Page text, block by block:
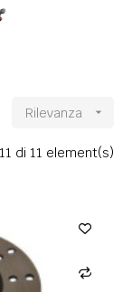
Rilevanza 
di 11 element(s)